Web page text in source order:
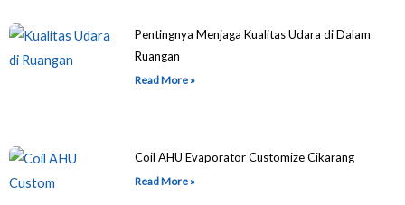
Pentingnya Menjaga Kualitas Udara di Dalam
Ruangan
Read More »
Coil AHU Evaporator Customize Cikarang
Read More »